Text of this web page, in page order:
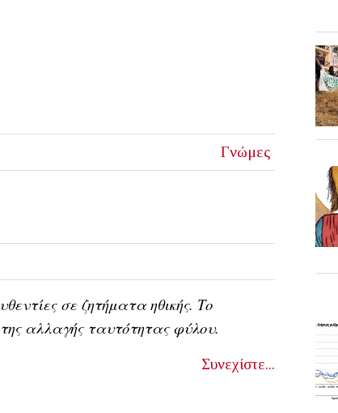
Γνώμες
σε ζητήματα ηθικής. Το
αλλαγής ταυτότητας φύλου.
Συνεχίστε...